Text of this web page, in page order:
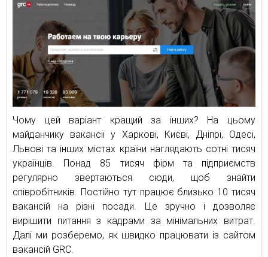
Чому цей варіант кращий за інших? На цьому
майданчику вакансії у Харкові, Києві, Дніпрі, Одесі,
Львові та інших містах країни наглядають сотні тисяч
українців. Понад 85 тисяч фірм та підприємств
регулярно звертаються сюди, щоб знайти
співробітників. Постійно тут працює близько 10 тисяч
вакансій на різні посади. Це зручно і дозволяє
вирішити питання з кадрами за мінімальних витрат.
Далі ми розберемо, як швидко працювати із сайтом
вакансій GRC.